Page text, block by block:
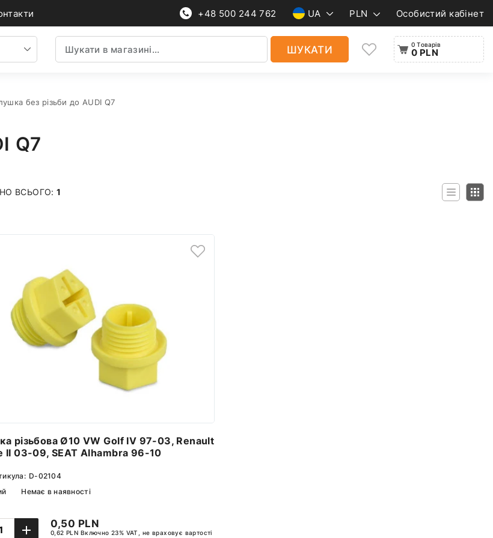
+48 500 244 762 UA PLN Особистий кабінет
ШУКАТИ 0 Товарів
0 PLN
без різьби до AUDI Q7
Q7
ВСЬОГО: 1
різьбова Ø10 VW Golf IV 97-03, Renault
II 03-09, SEAT Alhambra 96-10
D-02104
Немає в наявності
0,50 PLN
0,62 PLN Включно 23% VAT, не враховує вартості